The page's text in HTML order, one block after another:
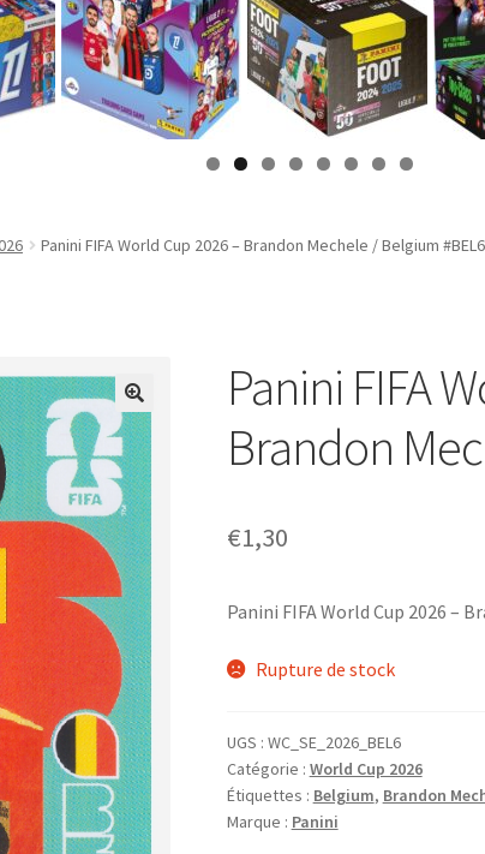
Panini FIFA World Cup 2026 – Brandon Mechele / Belgium #BEL6
Panini FIFA
Brandon
€1,30
Panini FIFA World Cup 2026 –
Rupture de stock
UGS : WC_SE_2026_BEL6
Catégorie : World Cup 2026
Étiquettes : Belgium, Brandon
Marque : Panini